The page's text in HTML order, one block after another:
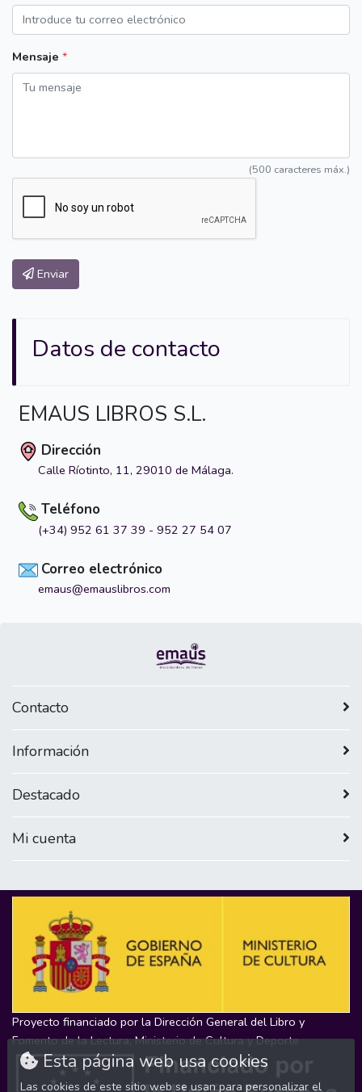
Mensaje *
(500 caracteres máx.)
Enviar
Datos de contacto
EMAUS LIBROS S.L.
Dirección
Calle Ríotinto, 11, 29010 de Málaga.
Teléfono
(+34) 952 61 37 39 - 952 27 54 07
Correo electrónico
emaus@emauslibros.com
Contacto
Información
Destacado
Mi cuenta
Proyecto financiado por la Dirección General del Libro y
Fomento de la Lectura, Ministerio de Cultura y Deporte
Esta página web usa cookies
Las cookies de este sitio web se usan para personalizar el